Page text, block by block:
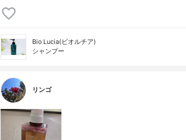
Bio Lucia(ビオルチア)
シャンプー
リンゴ